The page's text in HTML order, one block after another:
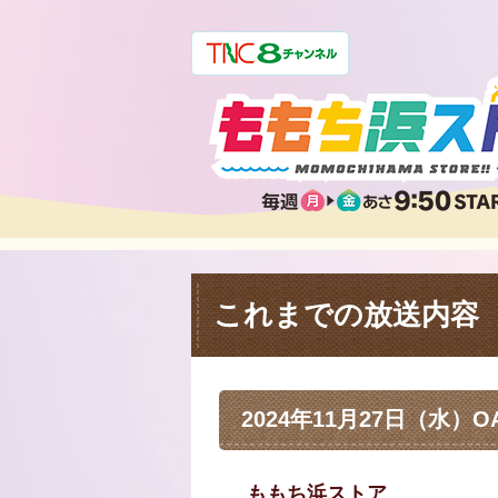
これまでの放送内容
2024年11月27日（水）
ももち浜ストア